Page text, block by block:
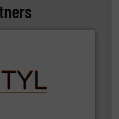
omtrent stof.